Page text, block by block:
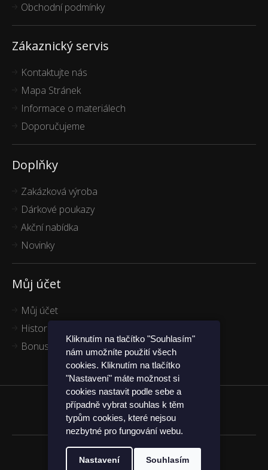
Obchodní podmínky
Zákaznický servis
Kontaktujte nás
Mapa Stránek
Informace o materiálech
Doporučujeme
Doplňky
Zakázková výroba
Dárkové poukazy
Akční nabídka
Novinky
Můj účet
Můj účet
Historie objednávek
Bonus program
Funkčníponožky.cz
Kliknutím na tlačítko "Souhlasím"
nám umožníte použití všech
cookies. Kliknutím na tlačítko
"Nastavení" máte možnost si
cookies nastavit podle sebe a
případně vybrat souhlas k těm
typům cookies, které nejsou
nezbytné pro fungování webu.
Nastavení Souhlasím